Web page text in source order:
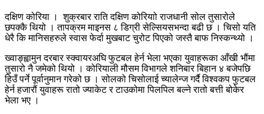
दक्षिण कोरिया । शुक्रबार राति दक्षिण कोरियाो राजधानी सोल तुसारोले
छपक्कै थियो । तापक्रम माइनस ८ डिग्री सेल्सियसभन्दा बढी छ । चिसो यति
धेरै कि मानिसहरुले स्वास फेर्दा मुखबाट चुरोट पिएको जस्तै बाफ निस्कन्थ्यो ।
ख्वाङ्ह्वामुन दरबार स्क्वायरअघि फुटबल हेर्न भेला भएका युवाहरूका आँखी भौंमा
तुसारो नै जमेको थियो । कोरियाली मौसम विभागले शनिबार बिहान ४ बजेपछि
हिउँ पर्ने पूर्वानुमान गरेको छ । सोलको चिसोलाई च्यालेन्ज गर्दै विश्वकप फुटबल
हेर्न हजारौं युवाहरू रातो ज्याकेट र टाउकोमा पिलपिल बल्ने रातो बत्ती बोकेर
भेला भए ।